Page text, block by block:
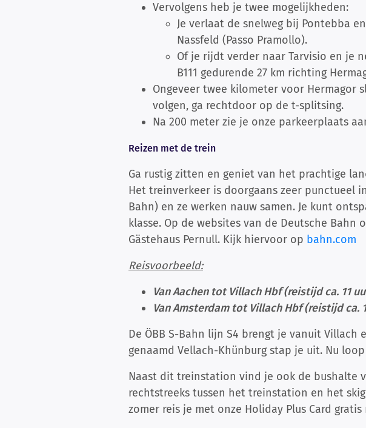
Vervolgens heb je twee mogelijkheden:
Je verlaat de snelweg bij Pontebba
Nassfeld (Passo Pramollo).
Of je rijdt verder naar Tarvisio en je
B111 gedurende 27 km richting
Ongeveer twee kilometer voor Hermagor
volgen, ga rechtdoor op de t-splitsing.
Na 200 meter zie je onze parkeerplaats
Reizen met de trein
Ga rustig zitten en geniet van het prachtige
Het treinverkeer is doorgaans zeer punctueel
Bahn) en ze werken nauw samen. Je kunt
klasse. Op de websites van de Deutsche
Gästehaus Pernull. Kijk hiervoor op bahn.com
Reisvoorbeeld:
Van Aachen tot Villach Hbf (reistijd ca. 11
Van Amsterdam tot Villach Hbf (reistijd ca.
De ÖBB S-Bahn lijn S4 brengt je vanuit
genaamd Vellach-Khünburg stap je uit. Nu
Naast dit treinstation vind je ook de bushalte
rechtstreeks tussen het treinstation en het
zomer reis je met onze Holiday Plus Card